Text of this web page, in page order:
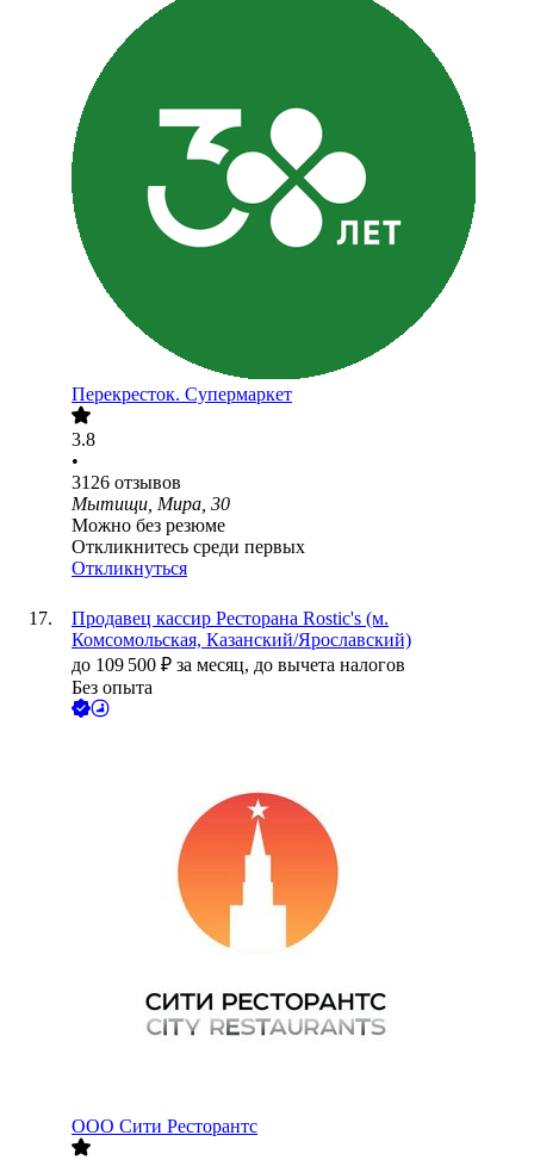
Перекресток. Супермаркет
3.8
•
3126 отзывов
Мытищи, Мира, 30
Можно без резюме
Откликнитесь среди первых
Откликнуться
Продавец кассир Ресторана Rostic's (м.
Комсомольская, Казанский/Ярославский)
до 109 500 ₽ за месяц, до вычета налогов
Без опыта
ООО Сити Ресторантс